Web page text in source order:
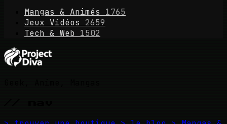
Mangas & Animés
1765
Jeux Vidéos
2659
Tech & Web 1502